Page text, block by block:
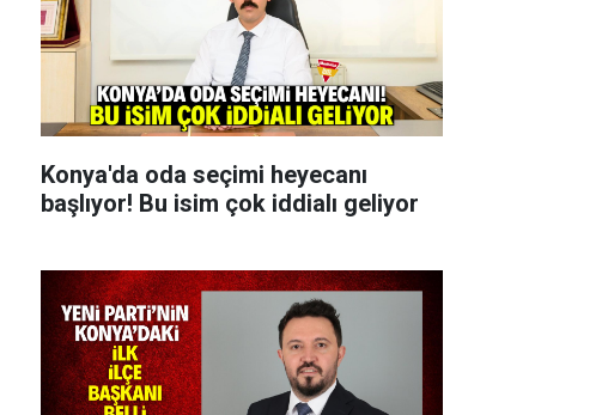
Konya'da oda seçimi heyecanı
başlıyor! Bu isim çok iddialı geliyor